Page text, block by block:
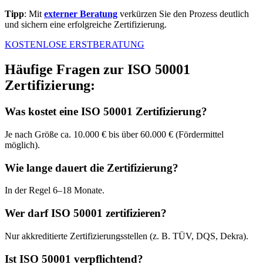
Tipp: Mit externer Beratung verkürzen Sie den Prozess deutlich
und sichern eine erfolgreiche Zertifizierung.
KOSTENLOSE ERSTBERATUNG
Häufige Fragen zur ISO 50001
Zertifizierung:
Was kostet eine ISO 50001 Zertifizierung?
Je nach Größe ca. 10.000 € bis über 60.000 € (Fördermittel
möglich).
Wie lange dauert die Zertifizierung?
In der Regel 6–18 Monate.
Wer darf ISO 50001 zertifizieren?
Nur akkreditierte Zertifizierungsstellen (z. B. TÜV, DQS, Dekra).
Ist ISO 50001 verpflichtend?